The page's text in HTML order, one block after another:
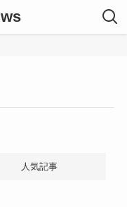
人気記事